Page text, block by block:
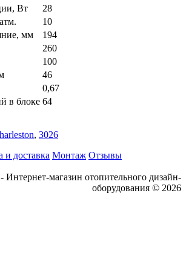
Вт
28
10
мм
194
260
100
46
0,67
в блоке 64
, 3026
и доставка Монтаж Отзывы
Интернет-магазин отопительного дизайн-
оборудования © 2026